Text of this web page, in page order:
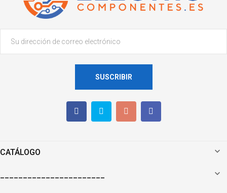
SUSCRIBIR
CATÁLOGO 
